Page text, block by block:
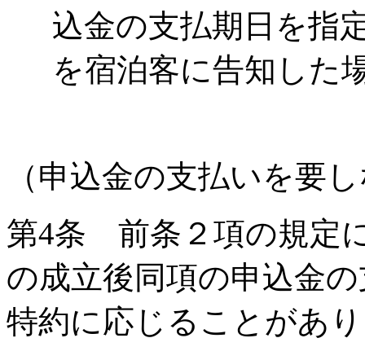
込金の支払期日を指
を宿泊客に告知した
（申込金の支払いを要
第4条 前条２項の規定
の成立後同項の申込金
特約に応じることがあ